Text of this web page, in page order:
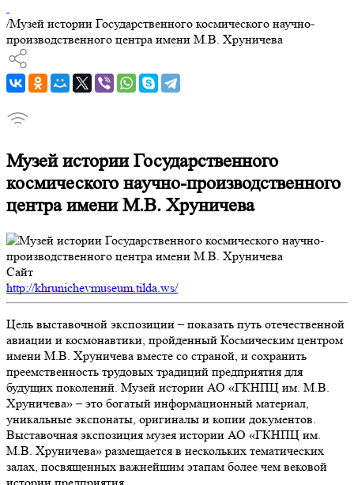
/Музей истории Государственного космического научно-
производственного центра имени М.В. Хруничева
Музей истории Государственного
космического научно-производственного
центра имени М.В. Хруничева
Сайт
http://khrunichevmuseum.tilda.ws/
Цель выставочной экспозиции – показать путь отечественной
авиации и космонавтики, пройденный Космическим центром
имени М.В. Хруничева вместе со страной, и сохранить
преемственность трудовых традиций предприятия для
будущих поколений. Музей истории АО «ГКНПЦ им. М.В.
Хруничева» – это богатый информационный материал,
уникальные экспонаты, оригиналы и копии документов.
Выставочная экспозиция музея истории АО «ГКНПЦ им.
М.В. Хруничева» размещается в нескольких тематических
залах, посвященных важнейшим этапам более чем вековой